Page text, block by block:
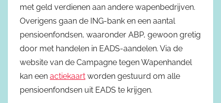
met geld verdienen aan andere wapenbedrijven.
Overigens gaan de ING-bank en een aantal
pensioenfondsen, waaronder ABP, gewoon gretig
door met handelen in EADS-aandelen. Via de
website van de Campagne tegen Wapenhandel
kan een actiekaart worden gestuurd om alle
pensioenfondsen uit EADS te krijgen.